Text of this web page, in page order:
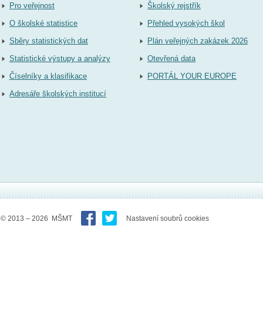
Pro veřejnost
O školské statistice
Sběry statistických dat
Statistické výstupy a analýzy
Číselníky a klasifikace
Adresáře školských institucí
Školský rejstřík
Přehled vysokých škol
Plán veřejných zakázek 2026
Otevřená data
PORTÁL YOUR EUROPE
© 2013 – 2026 MŠMT Nastavení soubrů cookies